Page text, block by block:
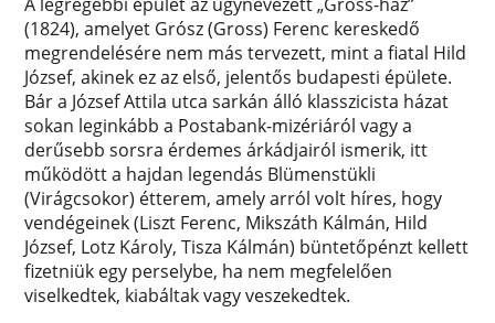
(1824), amelyet Grósz (Gross) Ferenc kereskedő
megrendelésére nem más tervezett, mint a fiatal Hild
József, akinek ez az első, jelentős budapesti épülete.
Bár a József Attila utca sarkán álló klasszicista házat
sokan leginkább a Postabank-mizériáról vagy a
derűsebb sorsra érdemes árkádjairól ismerik, itt
működött a hajdan legendás Blümenstükli
(Virágcsokor) étterem, amely arról volt híres, hogy
vendégeinek (Liszt Ferenc, Mikszáth Kálmán, Hild
József, Lotz Károly, Tisza Kálmán) büntetőpénzt kellett
fizetniük egy perselybe, ha nem megfelelően
viselkedtek, kiabáltak vagy veszekedtek.